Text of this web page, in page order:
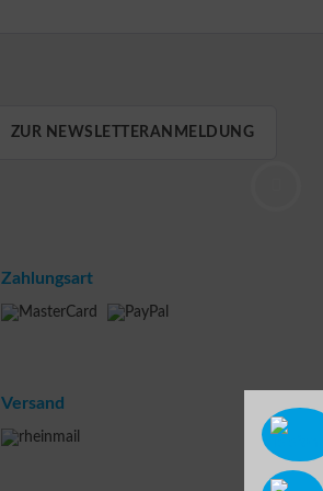
ZUR NEWSLETTERANMELDUNG
Zahlungsart
Versand